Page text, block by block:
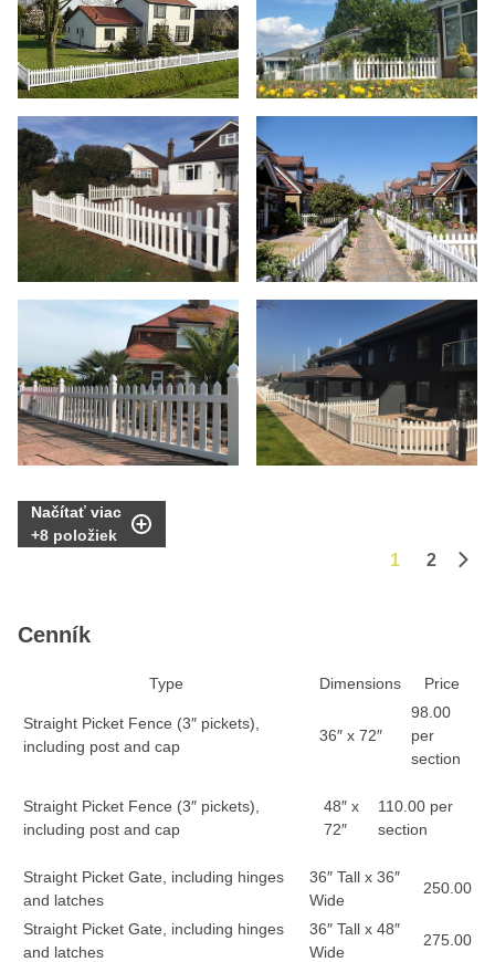
Načítať viac
+8 položiek
1
2
Cenník
Type Dimensions Price
Straight Picket Fence (3″ pickets),
including post and cap
36″ x 72″
98.00
per
section
Straight Picket Fence (3″ pickets),
including post and cap
48″ x
72″
110.00 per
section
Straight Picket Gate, including hinges
and latches
36″ Tall x 36″
Wide
250.00
Straight Picket Gate, including hinges
and latches
36″ Tall x 48″
Wide
275.00